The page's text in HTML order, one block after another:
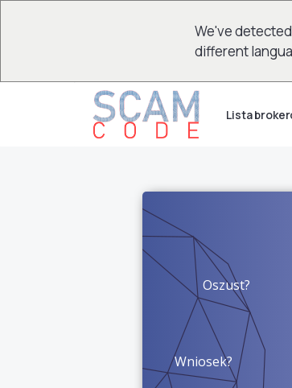
We've
different
Lista
Oszust?
Wniosek?